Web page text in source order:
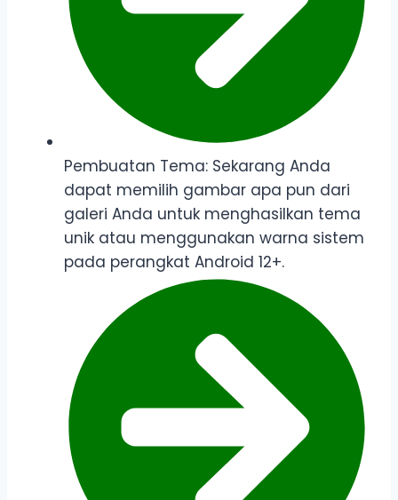
Pembuatan Tema: Sekarang Anda
dapat memilih gambar apa pun dari
galeri Anda untuk menghasilkan tema
unik atau menggunakan warna sistem
pada perangkat Android 12+.